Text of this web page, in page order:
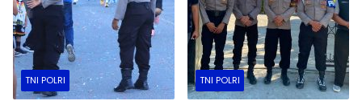
TNI POLRI TNI POLRI